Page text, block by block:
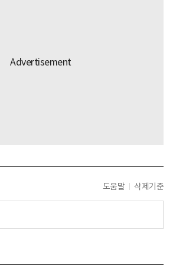
도움말 삭제기준